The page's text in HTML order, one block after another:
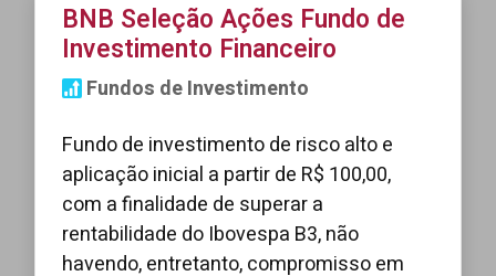
BNB Seleção Ações Fundo de
Investimento Financeiro
Fundos de Investimento
Fundo de investimento de risco alto e
aplicação inicial a partir de R$ 100,00,
com a finalidade de superar a
rentabilidade do Ibovespa B3, não
havendo, entretanto, compromisso em